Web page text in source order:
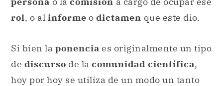
rol, o al informe o dictamen que este dio.
Si bien la ponencia es originalmente un tipo
de discurso de la comunidad científica,
hoy por hoy se utiliza de un modo un tanto